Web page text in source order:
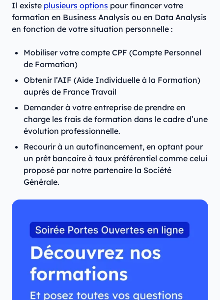
Il existe plusieurs options pour financer votre
formation en Business Analysis ou en Data Analysis
en fonction de votre situation personnelle :
Mobiliser votre compte CPF (Compte Personnel
de Formation)
Obtenir l’AIF (Aide Individuelle à la Formation)
auprès de France Travail
Demander à votre entreprise de prendre en
charge les frais de formation dans le cadre d’une
évolution professionnelle.
Recourir à un autofinancement, en optant pour
un prêt bancaire à taux préférentiel comme celui
proposé par notre partenaire la Société
Générale.